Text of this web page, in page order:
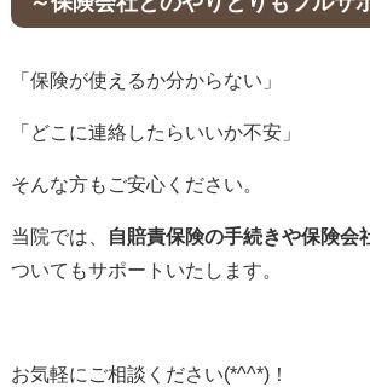
「保険が使えるか分からない」
「どこに連絡したらいいか不安」
そんな方もご安心ください。
当院では、 自賠責保険の手続きや保険会
ついてもサポートいたします。
お気軽にご相談ください(*^^*)！